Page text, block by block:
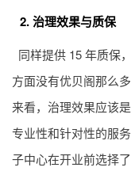
2. 治理效果与质保
同样提供 15 年质保
方面没有优贝阁那么
来看，治理效果应该
专业性和针对性的服
子中心在开业前选择